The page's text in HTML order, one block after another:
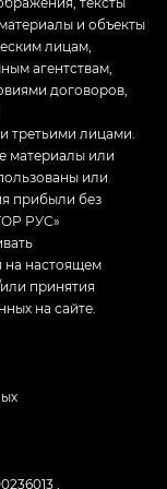
и объекты
лицам,
агентствам,
договоров,
лицами.
материалы или
или
прибыли без
РУС»
на настоящем
принятия
на сайте.
,